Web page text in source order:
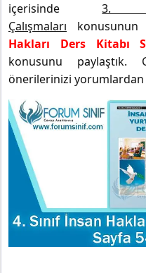
içerisinde3.
Çalışmaları konusunun
Hakları Ders Kitabı
konusunu
önerilerinizi